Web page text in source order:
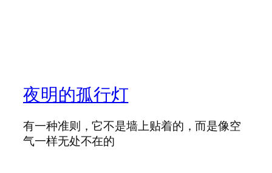
夜明的孤行灯
有一种准则，它不是墙上贴着的，而是像空
气一样无处不在的